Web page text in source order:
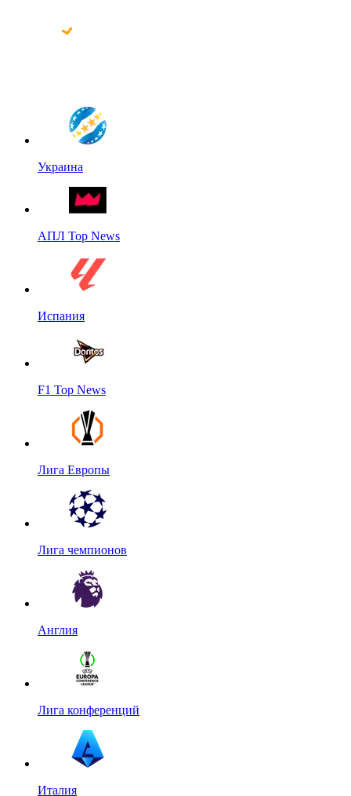
Украина
АПЛ Top News
Испания
F1 Top News
Лига Европы
Лига чемпионов
Англия
Лига конференций
Италия